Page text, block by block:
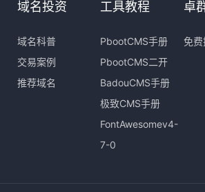
域名投资
域名科普
交易案例
推荐域名
工具教程
PbootCMS手册
PbootCMS二开
BadouCMS手册
极致CMS手册
FontAwesomev4-
7-0
卓
免